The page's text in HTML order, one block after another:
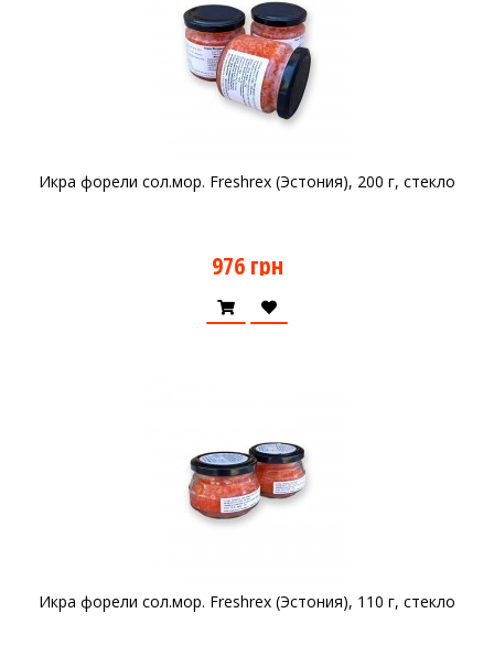
Икра форели сол.мор. Freshrex (Эстония), 200 г, стекло
976 грн
Икра форели сол.мор. Freshrex (Эстония), 110 г, стекло